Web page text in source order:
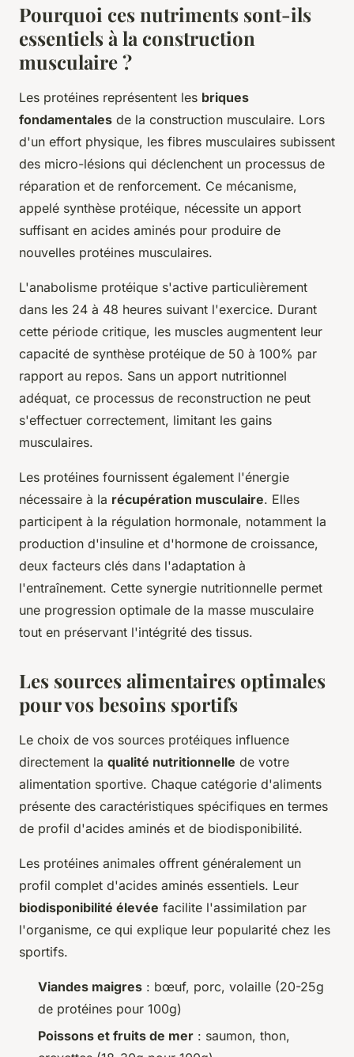
Pourquoi ces nutriments sont-ils
essentiels à la construction
musculaire ?
Les protéines représentent les briques
fondamentales de la construction musculaire. Lors
d'un effort physique, les fibres musculaires subissent
des micro-lésions qui déclenchent un processus de
réparation et de renforcement. Ce mécanisme,
appelé synthèse protéique, nécessite un apport
suffisant en acides aminés pour produire de
nouvelles protéines musculaires.
L'anabolisme protéique s'active particulièrement
dans les 24 à 48 heures suivant l'exercice. Durant
cette période critique, les muscles augmentent leur
capacité de synthèse protéique de 50 à 100% par
rapport au repos. Sans un apport nutritionnel
adéquat, ce processus de reconstruction ne peut
s'effectuer correctement, limitant les gains
musculaires.
Les protéines fournissent également l'énergie
nécessaire à la récupération musculaire. Elles
participent à la régulation hormonale, notamment la
production d'insuline et d'hormone de croissance,
deux facteurs clés dans l'adaptation à
l'entraînement. Cette synergie nutritionnelle permet
une progression optimale de la masse musculaire
tout en préservant l'intégrité des tissus.
Les sources alimentaires optimales
pour vos besoins sportifs
Le choix de vos sources protéiques influence
directement la qualité nutritionnelle de votre
alimentation sportive. Chaque catégorie d'aliments
présente des caractéristiques spécifiques en termes
de profil d'acides aminés et de biodisponibilité.
Les protéines animales offrent généralement un
profil complet d'acides aminés essentiels. Leur
biodisponibilité élevée facilite l'assimilation par
l'organisme, ce qui explique leur popularité chez les
sportifs.
Viandes maigres : bœuf, porc, volaille (20-25g
de protéines pour 100g)
Poissons et fruits de mer : saumon, thon,